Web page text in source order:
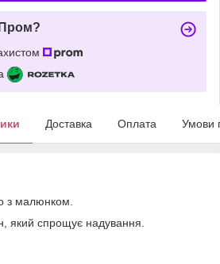
Доставка Оплата Умови
з малюнком.
який спрощує надування.